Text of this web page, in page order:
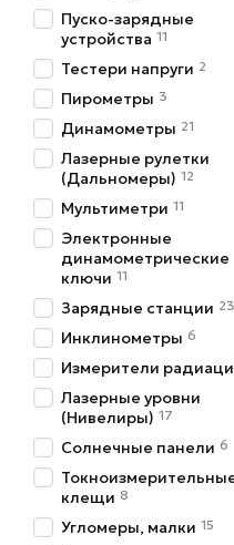
Пуско-зарядные
устройства 11
Тестери напруги 2
Пирометры 3
Динамометры 21
Лазерные рулетки
(Дальномеры) 12
Мультиметри 11
Электронные
динамометрические
ключи 11
Зарядные станции 23
Инклинометры 6
Измерители
Лазерные уровни
(Нивелиры) 17
Солнечные панели 6
клещи 8
Угломеры, малки 15